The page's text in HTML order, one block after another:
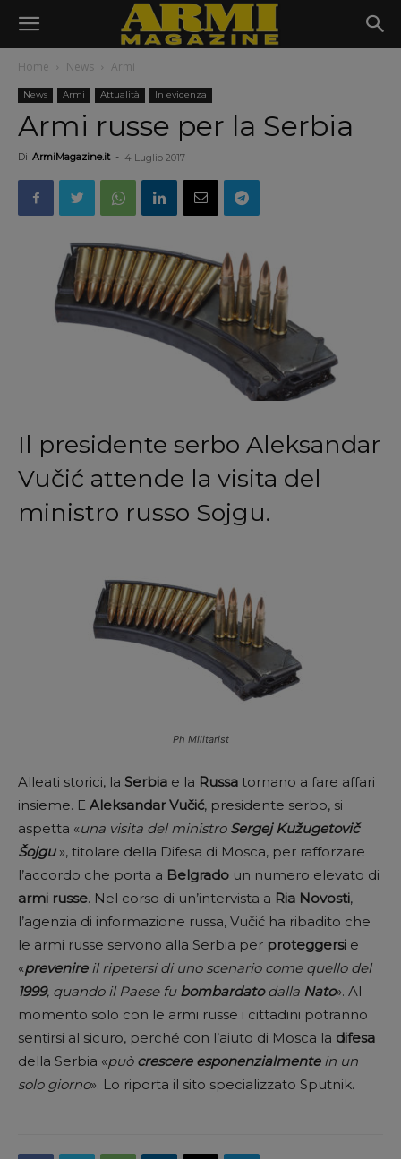
Home News Armi
News Armi Attualità In evidenza
Armi russe per la Serbia
Di ArmiMagazine.it - 4 Luglio 2017
Il presidente serbo Aleksandar
Vučić attende la visita del
ministro russo Sojgu.
Ph Militarist
Alleati storici, la Serbia e la Russa tornano a fare affari
insieme. E Aleksandar Vučić, presidente serbo, si
aspetta «una visita del ministro Sergej Kužugetovič
Šojgu», titolare della Difesa di Mosca, per rafforzare
l’accordo che porta a Belgrado un numero elevato di
armi russe. Nel corso di un’intervista a Ria Novosti,
l’agenzia di informazione russa, Vučić ha ribadito che
le armi russe servono alla Serbia per proteggersi e
«prevenireil ripetersi di uno scenario come quello del
1999, quando il Paese fu bombardatodalla Nato». Al
momento solo con le armi russe i cittadini potranno
sentirsi al sicuro, perché con l’aiuto di Mosca la difesa
della Serbia «può crescere esponenzialmentein un
solo giorno». Lo riporta il sito specializzato Sputnik.